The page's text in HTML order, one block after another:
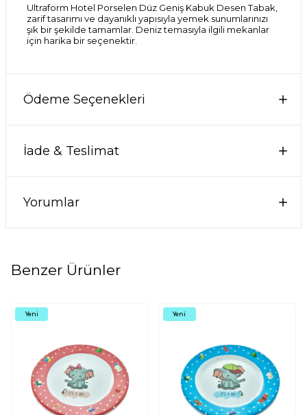
Ultraform Hotel Porselen Düz Geniş Kabuk Desen Tabak,
zarif tasarımı ve dayanıklı yapısıyla yemek sunumlarınızı
şık bir şekilde tamamlar. Deniz temasıyla ilgili mekanlar
için harika bir seçenektir.
Ödeme Seçenekleri
İade & Teslimat
Yorumlar
Benzer Ürünler
Yeni Yeni